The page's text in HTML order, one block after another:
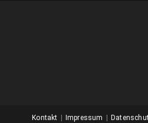
Kontakt Impressum